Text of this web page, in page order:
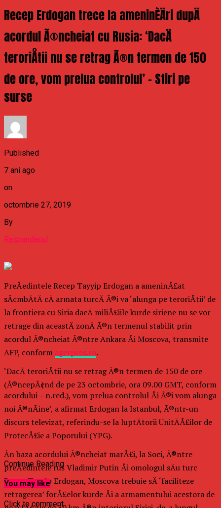
Recep Erdogan trece la ameninÈÄri dupÄ
acordul Ã®ncheiat cu Rusia: ‘DacÄ
teroriÅtii nu se retrag Ã®n termen de 150
de ore, vom prelua controlul’ – Stiri pe
surse
Published
7 ani ago
on
octombrie 27, 2019
By
Raspandacul
PreÅedintele Recep Tayyip Erdogan a ameninÅ£at
sÃ¢mbÄtÄ cÄ armata turcÄ Ã®i va ‘alunga pe teroriÅtii’ de
la frontiera cu Siria dacÄ miliÅ£iile kurde siriene nu se vor
retrage din aceastÄ zonÄ Ã®n termenul stabilit prin
acordul Ã®ncheiat Ã®ntre Ankara Åi Moscova, transmite
AFP, conform agerpres.ro.
‘DacÄ teroriÅtii nu se retrag Ã®n termen de 150 de ore
(Ã®ncepÃ¢nd de pe 23 octombrie, ora 09.00 GMT, conform
acordului – n.red.), vom prelua controlul Åi Ã®i vom alunga
noi Ã®nÅine’, a afirmat Erdogan la Istanbul, Ã®ntr-un
discurs televizat, referindu-se la luptÄtorii UnitÄÅ£ilor de
ProtecÅ£ie a Poporului (YPG).
Ãn baza acordului Ã®ncheiat marÅ£i, la Soci, Ã®ntre
preÅedintele rus Vladimir Putin Åi omologul sÄu turc
Recep Tayyip Erdogan, Moscova trebuie sÄ ‘faciliteze
retragerea’ forÅ£elor kurde Åi a armamentului acestora de
Continue Reading
You may like
Click to comment